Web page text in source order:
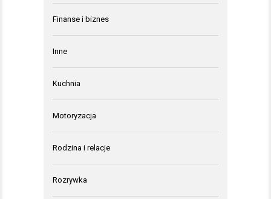
Finanse i biznes
Inne
Kuchnia
Motoryzacja
Rodzina i relacje
Rozrywka